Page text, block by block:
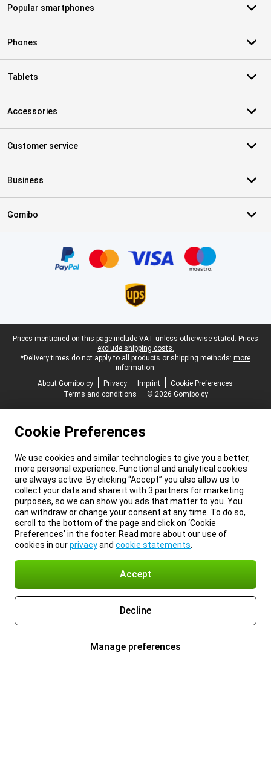
Popular smartphones
Phones
Tablets
Accessories
Customer service
Business
Gomibo
Legal footer
Prices mentioned on this page include VAT unless otherwise stated. Prices
exclude shipping costs.
*Delivery times do not apply to all products or shipping methods: more
information.
About Gomibo.cy
Privacy Imprint
Cookie Preferences
Terms and conditions
© 2026 Gomibo.cy
Cookie Preferences
We use cookies and similar technologies to give you a better,
more personal experience. Functional and analytical cookies
are always active. By clicking “Accept” you also allow us to
collect your data and share it with 3 partners for marketing
purposes, so we can show you ads that matter to you. You
can withdraw or change your consent at any time. To do so,
scroll to the bottom of the page and click on ‘Cookie
Preferences’ in the footer. Read more about our use of
cookies in ourprivacyand cookie statements
Accept
Decline
Manage preferences